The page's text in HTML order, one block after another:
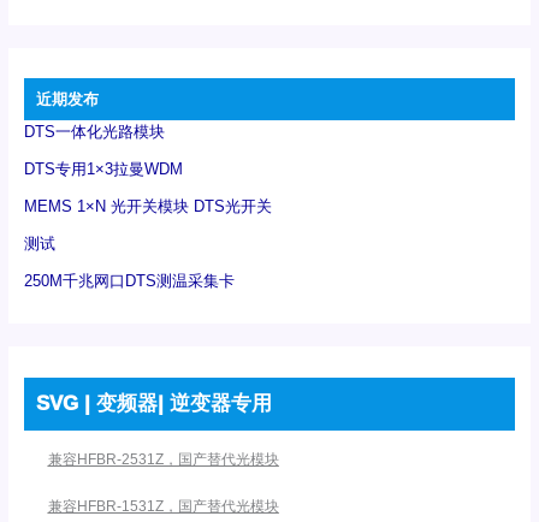
近期发布
DTS一体化光路模块
DTS专用1×3拉曼WDM
MEMS 1×N 光开关模块 DTS光开关
测试
250M千兆网口DTS测温采集卡
SVG | 变频器| 逆变器专用
兼容HFBR-2531Z，国产替代光模块
兼容HFBR-1531Z，国产替代光模块